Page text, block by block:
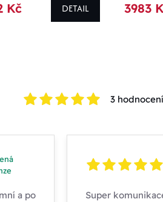
Kč DETAIL 3983
3 hodnocení
a po
Super